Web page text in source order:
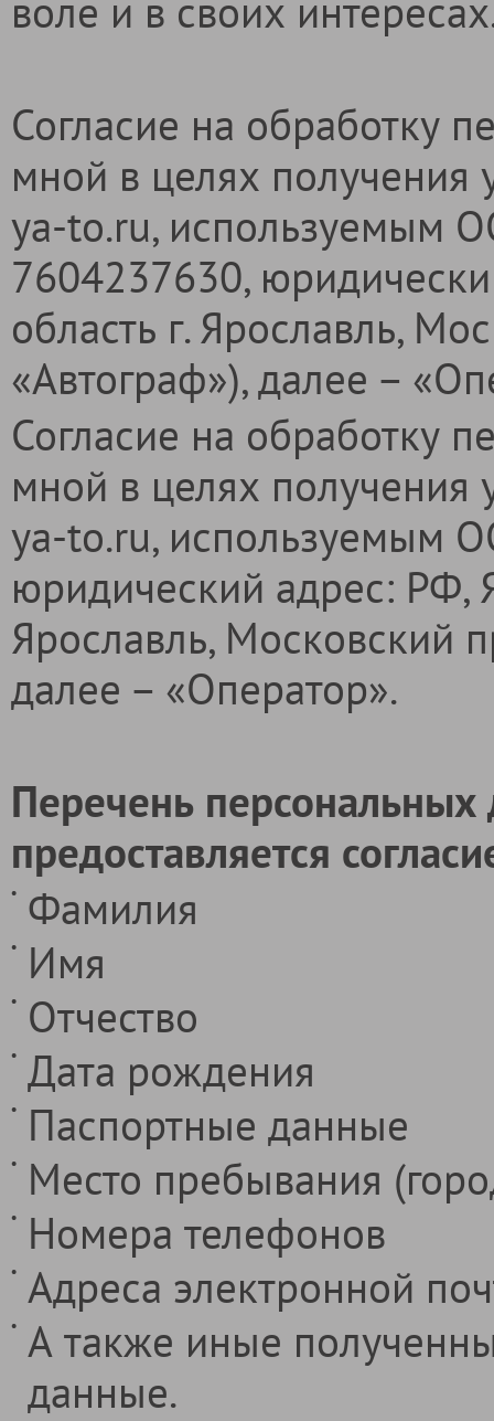
Согласие на обработку
мной в целях получения
ya-to.ru, используемым
7604237630,
область г. Ярославль,
«Автограф»), далее –
Согласие на обработку
мной в целях получения
ya-to.ru, используемым
юридический адрес: РФ,
Ярославль, Московский
далее – «Оператор».
Перечень
предоставляется
Фамилия
Имя
Отчество
Дата рождения
Паспортные данные
Место пребывания
Номера телефонов
Адреса электронной
А также иные
данные.